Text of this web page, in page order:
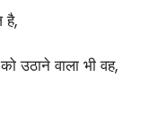
है,
उठाने वाला भी वह,